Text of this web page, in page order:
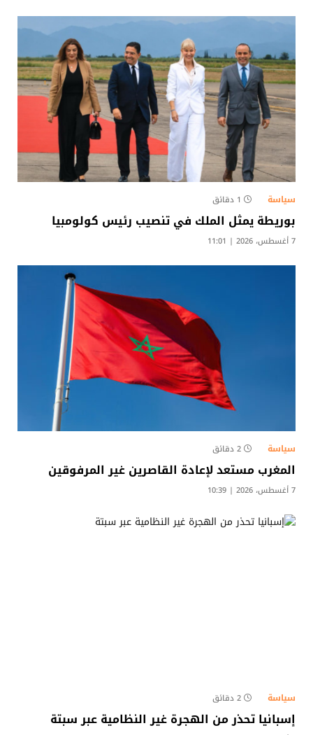
سياسة 1 دقائق
بوريطة يمثل الملك في تنصيب رئيس كولومبيا
7 أغسطس، 2026 | 11:01
سياسة 2 دقائق
المغرب مستعد لإعادة القاصرين غير المرفوقين
7 أغسطس، 2026 | 10:39
سياسة 2 دقائق
إسبانيا تحذر من الهجرة غير النظامية عبر سبتة